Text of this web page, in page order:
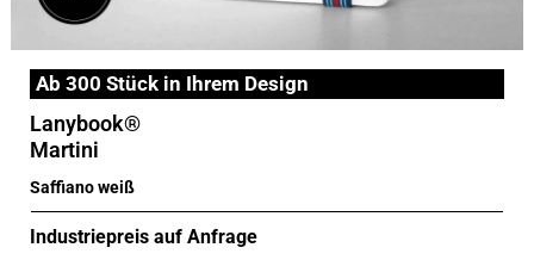
Ab 300 Stück in Ihrem Design
Lanybook®
Martini
Saffiano weiß
Industriepreis auf Anfrage